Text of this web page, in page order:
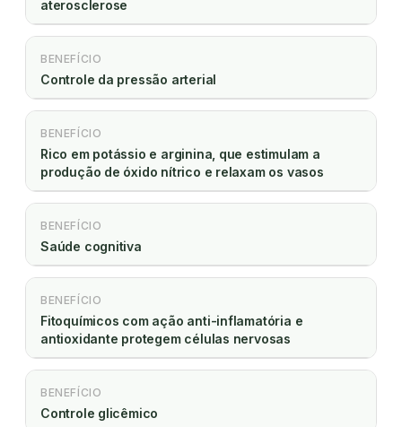
aterosclerose
BENEFÍCIO
Controle da pressão arterial
BENEFÍCIO
Rico em potássio e arginina, que estimulam a
produção de óxido nítrico e relaxam os vasos
BENEFÍCIO
Saúde cognitiva
BENEFÍCIO
Fitoquímicos com ação anti-inflamatória e
antioxidante protegem células nervosas
BENEFÍCIO
Controle glicêmico